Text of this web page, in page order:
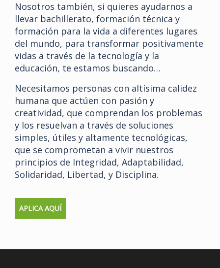
Nosotros también, si quieres ayudarnos a
llevar bachillerato, formación técnica y
formación para la vida a diferentes lugares
del mundo, para transformar positivamente
vidas a través de la tecnología y la
educación, te estamos buscando…
Necesitamos personas con altísima calidez
humana que actúen con pasión y
creatividad, que comprendan los problemas
y los resuelvan a través de soluciones
simples, útiles y altamente tecnológicas,
que se comprometan a vivir nuestros
principios de Integridad, Adaptabilidad,
Solidaridad, Libertad, y Disciplina.
APLICA AQUÍ